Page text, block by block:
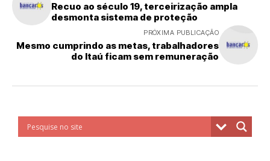
Recuo ao século 19, terceirização ampla
desmonta sistema de proteção
PRÓXIMA PUBLICAÇÃO
Mesmo cumprindo as metas, trabalhadores
do Itaú ficam sem remuneração